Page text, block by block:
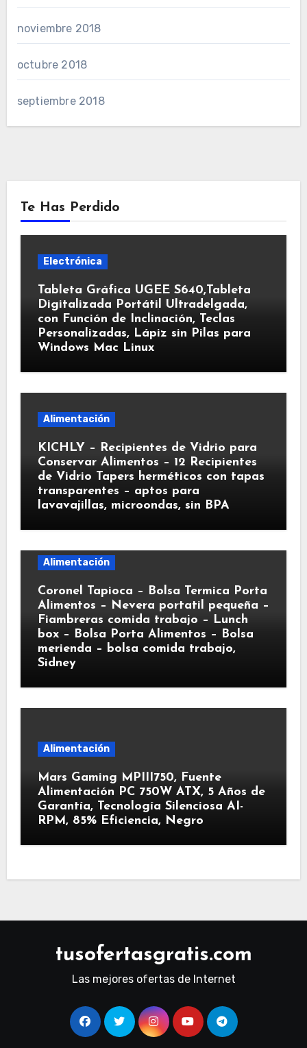
noviembre 2018
octubre 2018
septiembre 2018
Te Has Perdido
Electrónica
Tableta Gráfica UGEE S640,Tableta
Digitalizada Portátil Ultradelgada,
con Función de Inclinación, Teclas
Personalizadas, Lápiz sin Pilas para
Windows Mac Linux
Alimentación
KICHLY – Recipientes de Vidrio para
Conservar Alimentos – 12 Recipientes
de Vidrio Tapers herméticos con tapas
transparentes – aptos para
lavavajillas, microondas, sin BPA
Alimentación
Coronel Tapioca – Bolsa Termica Porta
Alimentos – Nevera portatil pequeña –
Fiambreras comida trabajo – Lunch
box – Bolsa Porta Alimentos – Bolsa
merienda – bolsa comida trabajo,
Sidney
Alimentación
Mars Gaming MPIII750, Fuente
Alimentación PC 750W ATX, 5 Años de
Garantía, Tecnología Silenciosa AI-
RPM, 85% Eficiencia, Negro
tusofertasgratis.com
Las mejores ofertas de Internet